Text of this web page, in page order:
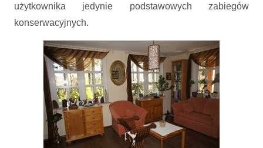
użytkownika jedynie podstawowych zabiegów
konserwacyjnych.